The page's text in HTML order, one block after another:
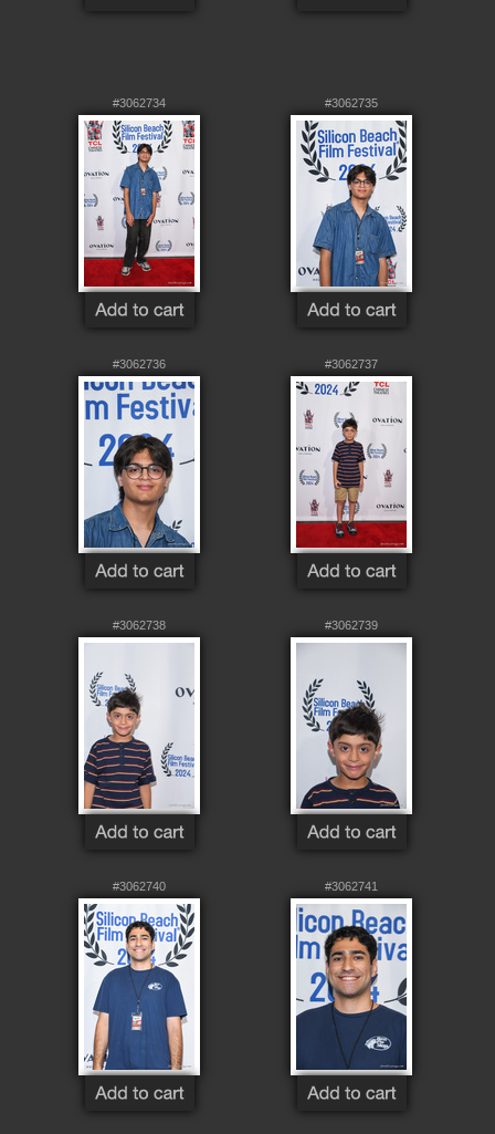
#3062734 #3062735
#3062736 #3062737
#3062738 #3062739
#3062740 #3062741